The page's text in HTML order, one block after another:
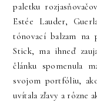
paletku
Estée Lauder,
tónovací balzam na
Stick, ma ihneď
článku spomenula
svojom portfóliu,
uvítala zľavy a rôzne